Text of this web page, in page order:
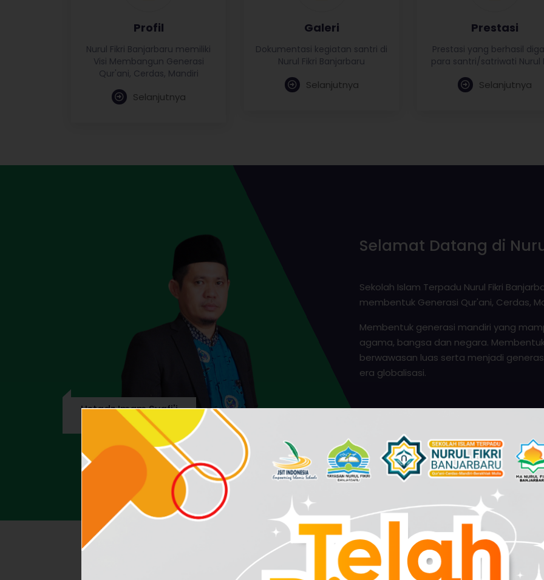
b
u
Profil
Nurul Fikri Banjarbaru memiliki
Visi Membangun Generasi
Qur'ani, Cerdas, Mandiri
Selanjutnya
Galeri
Dokumentasi kegiatan santri di
Nurul Fikri Banjarbaru
Selanjutnya
Prestasi
Prestasi yang berhasil
para santri/satriwati Nurul
Selanjutnya
Ustadz Imam Syafi'i
Ketua Yayasan
Selamat Datang di
Sekolah Islam Terpadu Nurul Fikri
membentuk Generasi Qur'ani, Cerdas,
Membentuk generasi mandiri yang
agama, bangsa dan negara.
berwawasan luas serta menjadi
era globalisasi.
Video Profile